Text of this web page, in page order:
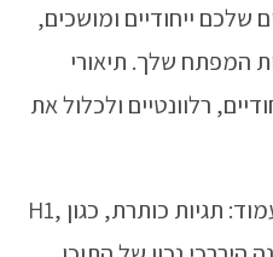
שלכם ייחודיים ומושכים,
המפתח שלך. תיאורי
רלוונטיים ולכלול את
תגיות נכונות בכותרות בעמוד: תגיות כותרת, כגון H1,